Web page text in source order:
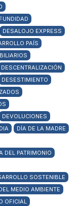
DESALOJO EXPRESS
PAÍS
DESCENTRALIZACIÓN
DESESTIMIENTO
DEVOLUCIONES
DIA
DÍA DE LA MADRE
DEL PATRIMONIO
SOSTENIBLE
MEDIO AMBIENTE
OFICIAL